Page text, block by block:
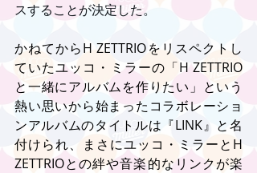
スすることが決定した。
かねてからH ZETTRIOをリスペクトし
ていたユッコ・ミラーの「H ZETTRIO
と一緒にアルバムを作りたい」という
熱い思いから始まったコラボレーショ
ンアルバムのタイトルは『LINK』と名
付けられ、まさにユッコ・ミラーとH
ZETTRIOとの絆や音楽的なリンクが楽